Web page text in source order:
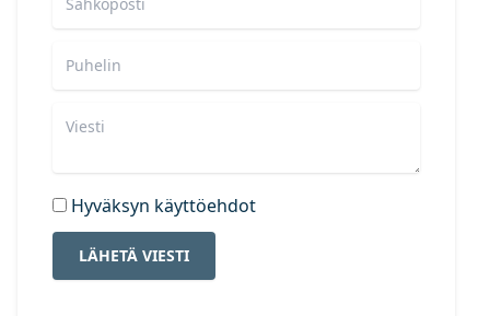
Hyväksyn käyttöehdot
LÄHETÄ VIESTI